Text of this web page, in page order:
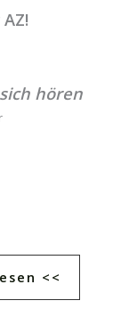
hören
<<